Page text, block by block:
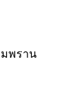
มพราน